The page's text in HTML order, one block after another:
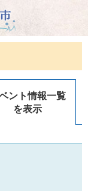
ント情報一覧
を表示